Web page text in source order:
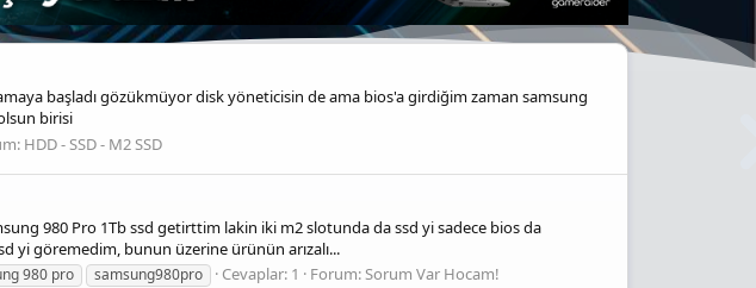
başladı gözükmüyor disk yöneticisin de ama bios'a girdiğim zaman samsung
birisi
HDD - SSD - M2 SSD
980 Pro 1Tb ssd getirttim lakin iki m2 slotunda da ssd yi sadece bios da
yi göremedim, bunun üzerine ürünün arızalı...
980 pro samsung980pro Cevaplar: 1 Forum:Sorum Var Hocam!